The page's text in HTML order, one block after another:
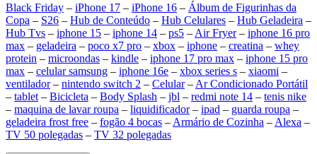
Black Friday – iPhone 17 – iPhone 16 – Álbum de Figurinhas da
Copa – S26 – Hub de Conteúdo – Hub Celulares – Hub Geladeira –
Hub Tvs – iphone 15 – iphone 14 – ps5 – Air Fryer– iphone 16 pro
max – geladeira – poco x7 pro – xbox – iphone – creatina – whey
protein – microondas – kindle – iphone 17 pro max – iphone 15 pro
max – celular samsung – iphone 16e – xbox series s – xiaomi –
ventilador– nintendo switch 2 – Celular– Ar Condicionado Portátil
– tablet – Bicicleta – Body Splash – jbl – redmi note 14 – tenis nike
– maquina de lavar roupa – liquidificador– ipad – guarda roupa –
geladeira frost free – fogão 4 bocas – Armário de Cozinha – Alexa –
TV 50 polegadas – TV 32 polegadas